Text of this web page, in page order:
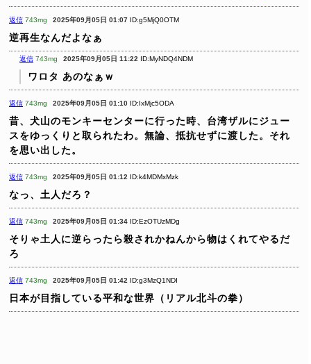
返信 743mg 2025年09月05日 01:07 ID:g5MjQ0OTM
逆再生なんだよなぁ
返信 743mg 2025年09月05日 11:22 ID:MyNDQ4NDM
ワロタ あのなぁｗ
返信 743mg 2025年09月05日 01:10 ID:IxMjc5ODA
昔、犬山のモンキーセンターに行った時、台湾ザルにジュー
スをゆっくりと取られたわ。無論、抵抗せずに渡した。それ
を思い出した。
返信 743mg 2025年09月05日 01:12 ID:k4MDMxMzk
なっ、土人だろ？
返信 743mg 2025年09月05日 01:34 ID:EzOTUzMDg
そりゃ土人に逆らったら殺されかねんから物はくれてやるだ
ろ
返信 743mg 2025年09月05日 01:42 ID:g3MzQ1NDI
日本が目指している平和な世界（リアル北斗の拳）